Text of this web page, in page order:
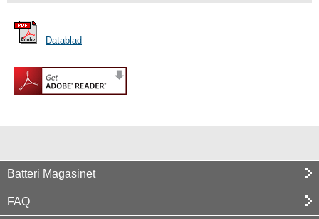
Datablad
Batteri Magasinet
FAQ